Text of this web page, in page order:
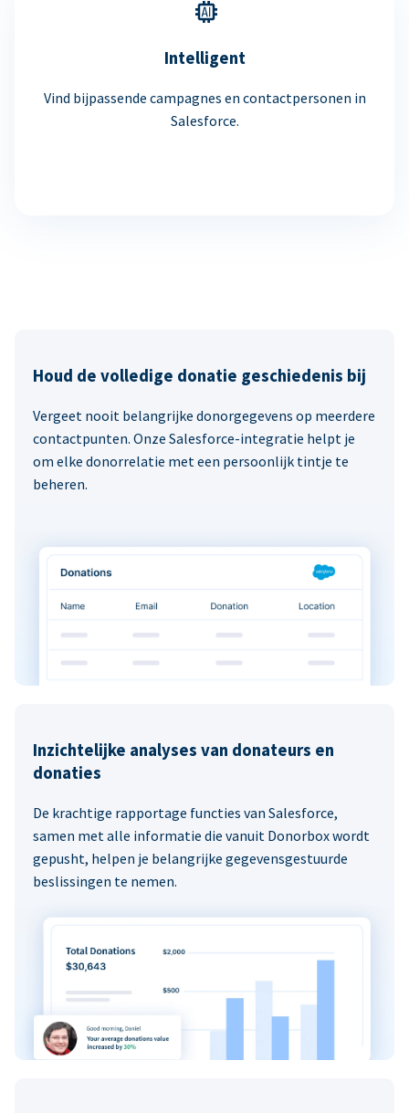
Intelligent
Vind bijpassende campagnes en contactpersonen in
Salesforce.
Houd de volledige donatie geschiedenis bij
Vergeet nooit belangrijke donorgegevens op meerdere
contactpunten. Onze Salesforce-integratie helpt je
om elke donorrelatie met een persoonlijk tintje te
beheren.
Inzichtelijke analyses van donateurs en
donaties
De krachtige rapportage functies van Salesforce,
samen met alle informatie die vanuit Donorbox wordt
gepusht, helpen je belangrijke gegevensgestuurde
beslissingen te nemen.